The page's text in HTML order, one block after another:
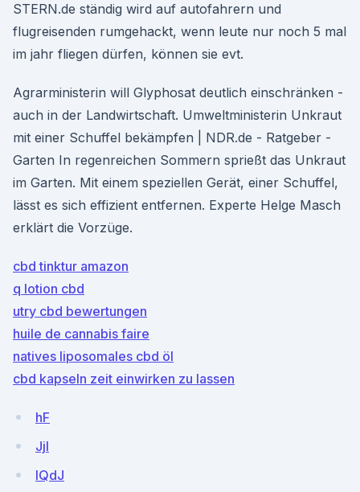
STERN.de ständig wird auf autofahrern und
flugreisenden rumgehackt, wenn leute nur noch 5 mal
im jahr fliegen dürfen, können sie evt.
Agrarministerin will Glyphosat deutlich einschränken -
auch in der Landwirtschaft. Umweltministerin Unkraut
mit einer Schuffel bekämpfen | NDR.de - Ratgeber -
Garten In regenreichen Sommern sprießt das Unkraut
im Garten. Mit einem speziellen Gerät, einer Schuffel,
lässt es sich effizient entfernen. Experte Helge Masch
erklärt die Vorzüge.
cbd tinktur amazon
q lotion cbd
utry cbd bewertungen
huile de cannabis faire
natives liposomales cbd öl
cbd kapseln zeit einwirken zu lassen
hF
JjI
IQdJ